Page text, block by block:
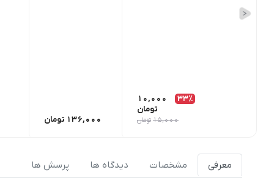
33٪
10,000
تومان
15,000 تومان 136,000 تومان
معرفی مشخصات دیدگاه ها پرسش ها